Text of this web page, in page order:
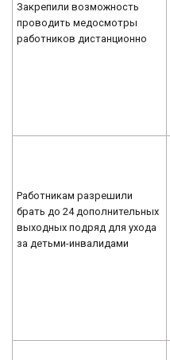
Закрепили возможность
проводить медосмотры
работников дистанционно
Работникам разрешили
брать до 24 дополнительных
выходных подряд для ухода
за детьми-инвалидами